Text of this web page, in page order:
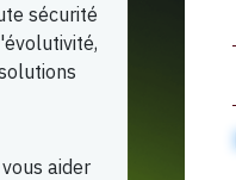
sécurité
aider